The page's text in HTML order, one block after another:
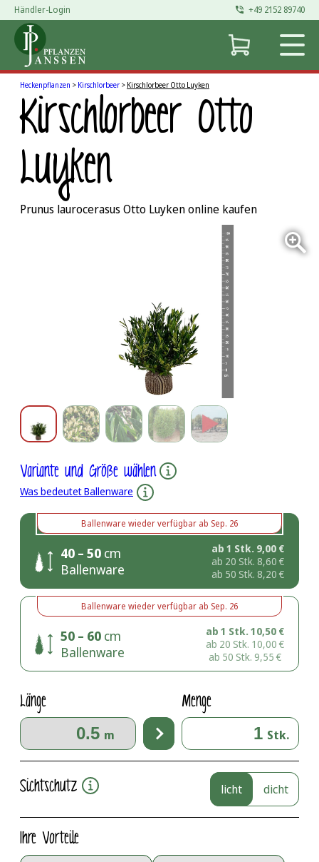
Zum
Inhalt
springen
Händler-Login +49 2152 89740
Heckenpflanzen > Kirschlorbeer > Kirschlorbeer Otto Luyken
Kirschlorbeer Otto
Luyken
Prunus laurocerasus Otto Luyken online kaufen
Variante und Größe wählen
Was bedeutet Ballenware
Ballenware wieder verfügbar ab Sep. 26
40 – 50 cm
Ballenware
ab 1 Stk. 9,00 €
ab 20 Stk. 8,60 €
ab 50 Stk. 8,20 €
Ballenware wieder verfügbar ab Sep. 26
50 – 60 cm
Ballenware
ab 1 Stk.10,50 €
ab 20 Stk. 10,00 €
ab 50 Stk. 9,55 €
Länge
m
Menge
Stk.
Sichtschutz licht dicht
Ihre Vorteile